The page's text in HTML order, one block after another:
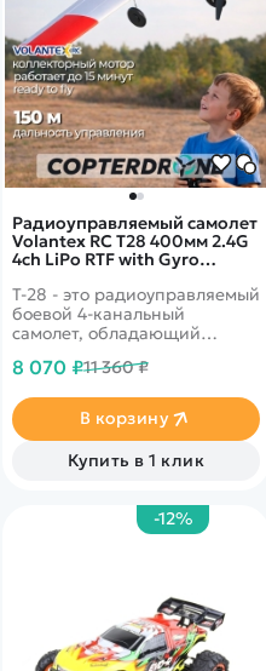
Радиоуправляемый самолет
Volantex RC T28 400мм 2.4G
4ch LiPo RTF with Gyro
Т-28 - это радиоуправляемый
боевой 4-канальный
самолет, обладающий
характеристиками и
фигуры высшего пилотажа.
Благодаря встроенной
системе гироскопического
стабилизатора Xpilot с
самолет летает стабильно,
ловко реагирует на
небольшого ветра.
8 070 ₽11 360 ₽
В корзину
Купить в 1 клик
-12%